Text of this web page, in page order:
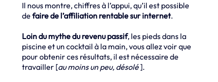
Il nous montre, chiffres à l’appui, qu’il est possible
de faire de l’affiliation rentable sur internet.
Loin du mythe du revenu passif, les pieds dans la
piscine et un cocktail à la main, vous allez voir que
pour obtenir ces résultats, il est nécessaire de
travailler [au moins un peu, désolé].